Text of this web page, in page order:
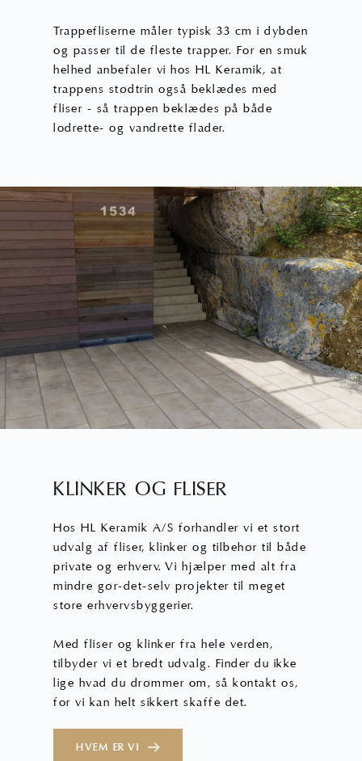
Trappefliserne måler typisk 33 cm i dybden
og passer til de fleste trapper. For en smuk
helhed anbefaler vi hos HL Keramik, at
trappens stødtrin også beklædes med
fliser - så trappen beklædes på både
lodrette- og vandrette flader.
KLINKER OG FLISER
Hos HL Keramik A/S forhandler vi et stort
udvalg af fliser, klinker og tilbehør til både
private og erhverv. Vi hjælper med alt fra
mindre gør-det-selv projekter til meget
store erhvervsbyggerier.
Med fliser og klinker fra hele verden,
tilbyder vi et bredt udvalg. Finder du ikke
lige hvad du drømmer om, så kontakt os,
for vi kan helt sikkert skaffe det.
HVEM ER VI